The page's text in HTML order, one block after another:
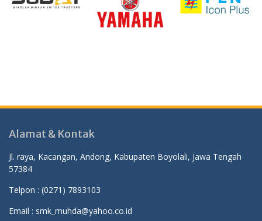
Alamat & Kontak
Jl. raya, Kacangan, Andong, Kabupaten Boyolali, Jawa Tengah
57384
Telpon : (0271) 7893103
Email : smk_muhda@yahoo.co.id